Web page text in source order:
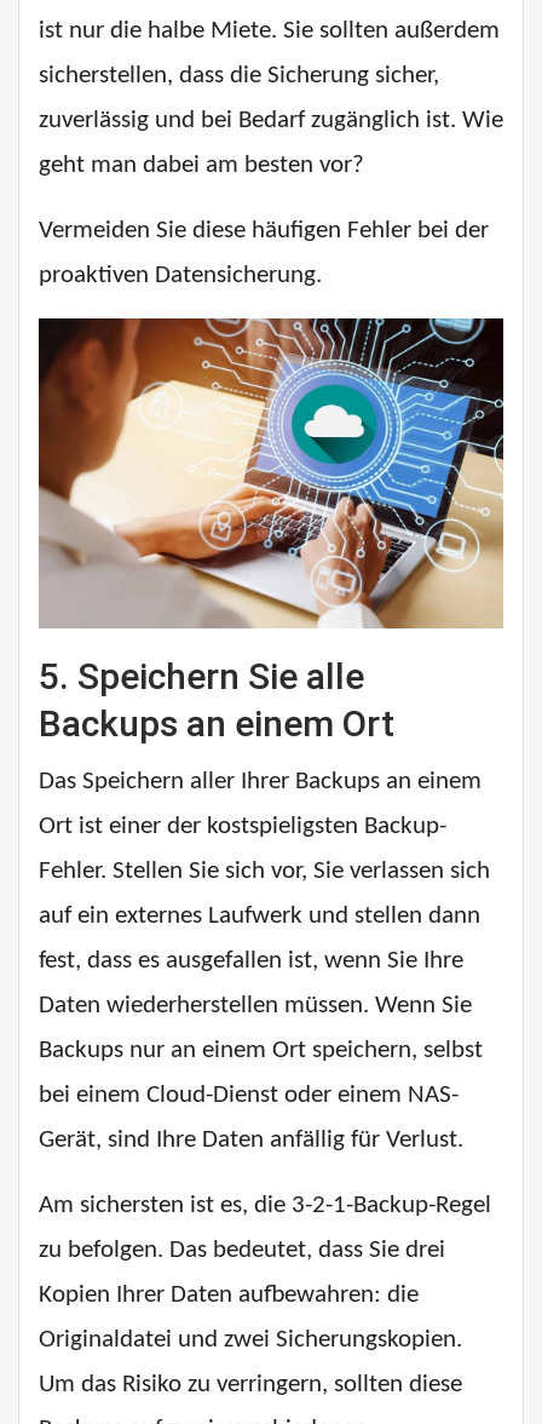
ist nur die halbe Miete. Sie sollten außerdem
sicherstellen, dass die Sicherung sicher,
zuverlässig und bei Bedarf zugänglich ist. Wie
geht man dabei am besten vor?
Vermeiden Sie diese häufigen Fehler bei der
proaktiven Datensicherung.
5. Speichern Sie alle
Backups an einem Ort
Das Speichern aller Ihrer Backups an einem
Ort ist einer der kostspieligsten Backup-
Fehler. Stellen Sie sich vor, Sie verlassen sich
auf ein externes Laufwerk und stellen dann
fest, dass es ausgefallen ist, wenn Sie Ihre
Daten wiederherstellen müssen. Wenn Sie
Backups nur an einem Ort speichern, selbst
bei einem Cloud-Dienst oder einem NAS-
Gerät, sind Ihre Daten anfällig für Verlust.
Am sichersten ist es, die 3-2-1-Backup-Regel
zu befolgen. Das bedeutet, dass Sie drei
Kopien Ihrer Daten aufbewahren: die
Originaldatei und zwei Sicherungskopien.
Um das Risiko zu verringern, sollten diese